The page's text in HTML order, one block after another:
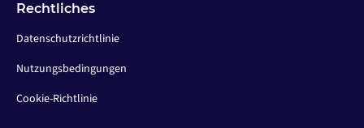
Rechtliches
Datenschutzrichtlinie
Nutzungsbedingungen
Cookie-Richtlinie